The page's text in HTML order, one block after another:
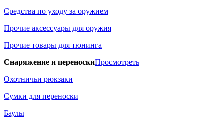
Средства по уходу за оружием
Прочие аксессуары для оружия
Прочие товары для тюнинга
Снаряжение и переноскиПросмотреть
Охотничьи рюкзаки
Сумки для переноски
Баулы